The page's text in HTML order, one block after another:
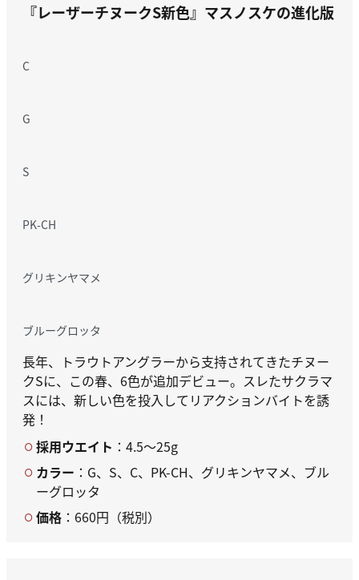
『レーザーチヌークS新色』 マスノスケの進化版
C
G
S
PK-CH
グリキンヤマメ
ブルーグロッタ
長年、トラウトアングラーから支持されてきたチヌー
クSに、この春、6色が追加デビュー。スレたサクラマ
スには、新しい色を投入してリアクションバイトを誘
発！
採用ウエイト ：4.5～25g
カラー ：G、S、C、PK-CH、グリキンヤマメ、ブル
ーグロッタ
価格 ：660円（税別）